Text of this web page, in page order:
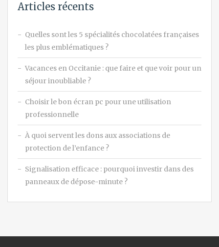
Articles récents
Quelles sont les 5 spécialités chocolatées françaises
les plus emblématiques ?
Vacances en Occitanie : que faire et que voir pour un
séjour inoubliable ?
Choisir le bon écran pc pour une utilisation
professionnelle
À quoi servent les dons aux associations de
protection de l’enfance ?
Signalisation efficace : pourquoi investir dans des
panneaux de dépose-minute ?